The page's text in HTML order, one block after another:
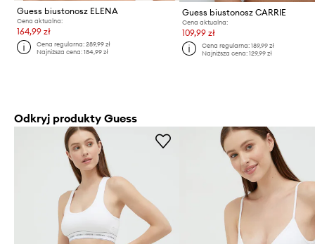
Guess biustonosz ELENA
Cena aktualna:
164,99 zł
Cena regularna:289,99 zł
Najniższa cena:184,99 zł
Guess biustonosz CARRIE
Cena aktualna:
109,99 zł
Cena regularna: 189,99 zł
Najniższa cena: 129,99 zł
Odkryj produkty Guess